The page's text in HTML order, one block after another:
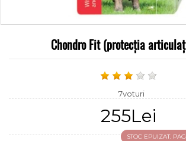
Chondro Fit (protecția
7voturi
255Lei
STOC EPUIZAT.